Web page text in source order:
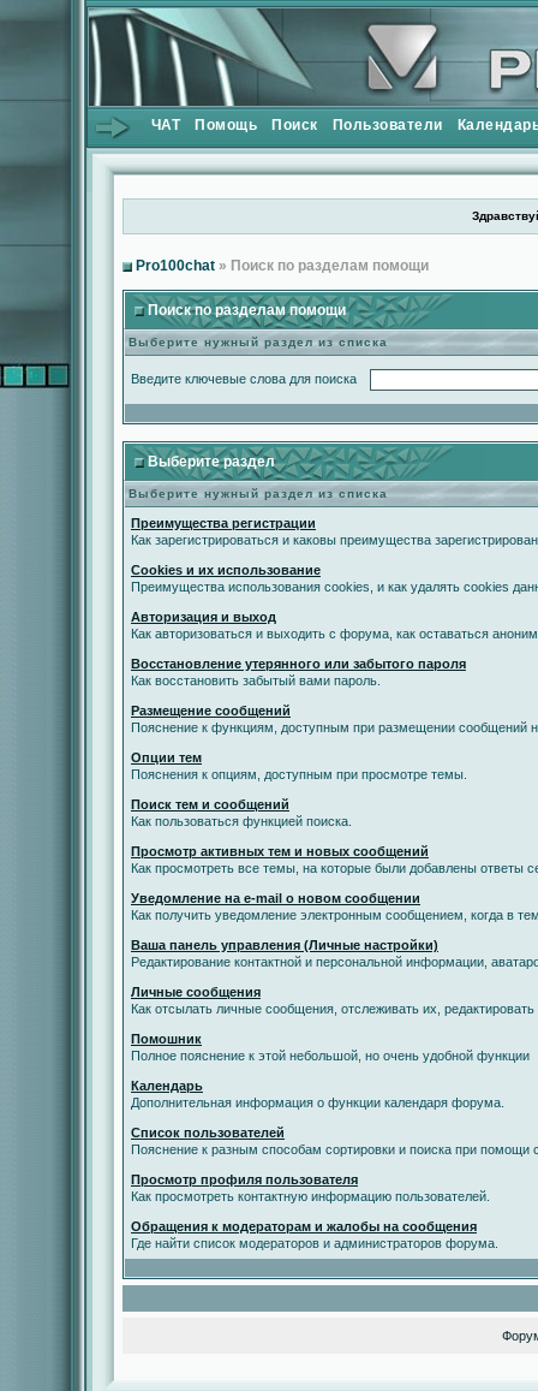
ЧАТ Помощь Поиск Пользователи
Pro100chat » Поиск по разделам помощи
Поиск по разделам помощи
Выберите нужный раздел из списка
Введите ключевые слова для поиска
Выберите раздел
Выберите нужный раздел из списка
Преимущества регистрации
Как зарегистрироваться и каковы преимущества
Cookies и их использование
Преимущества использования cookies, и как удалять cookies
Авторизация и выход
Как авторизоваться и выходить с форума, как оставаться
Восстановление утерянного или забытого пароля
Как восстановить забытый вами пароль.
Размещение сообщений
Пояснение к функциям, доступным при размещении сообщений
Опции тем
Пояснения к опциям, доступным при просмотре темы.
Поиск тем и сообщений
Как пользоваться функцией поиска.
Просмотр активных тем и новых сообщений
Как просмотреть все темы, на которые были добавлены ответы
Уведомление на е-mail о новом сообщении
Как получить уведомление электронным сообщением, когда в
Ваша панель управления (Личные настройки)
Редактирование контактной и персональной информации,
Личные сообщения
Как отсылать личные сообщения, отслеживать их,
Помошник
Полное пояснение к этой небольшой, но очень удобной функции
Календарь
Дополнительная информация о функции календаря форума.
Список пользователей
Пояснение к разным способам сортировки и поиска при помощи
Просмотр профиля пользователя
Как просмотреть контактную информацию пользователей.
Обращения к модераторам и жалобы на сообщения
Где найти список модераторов и администраторов форума.